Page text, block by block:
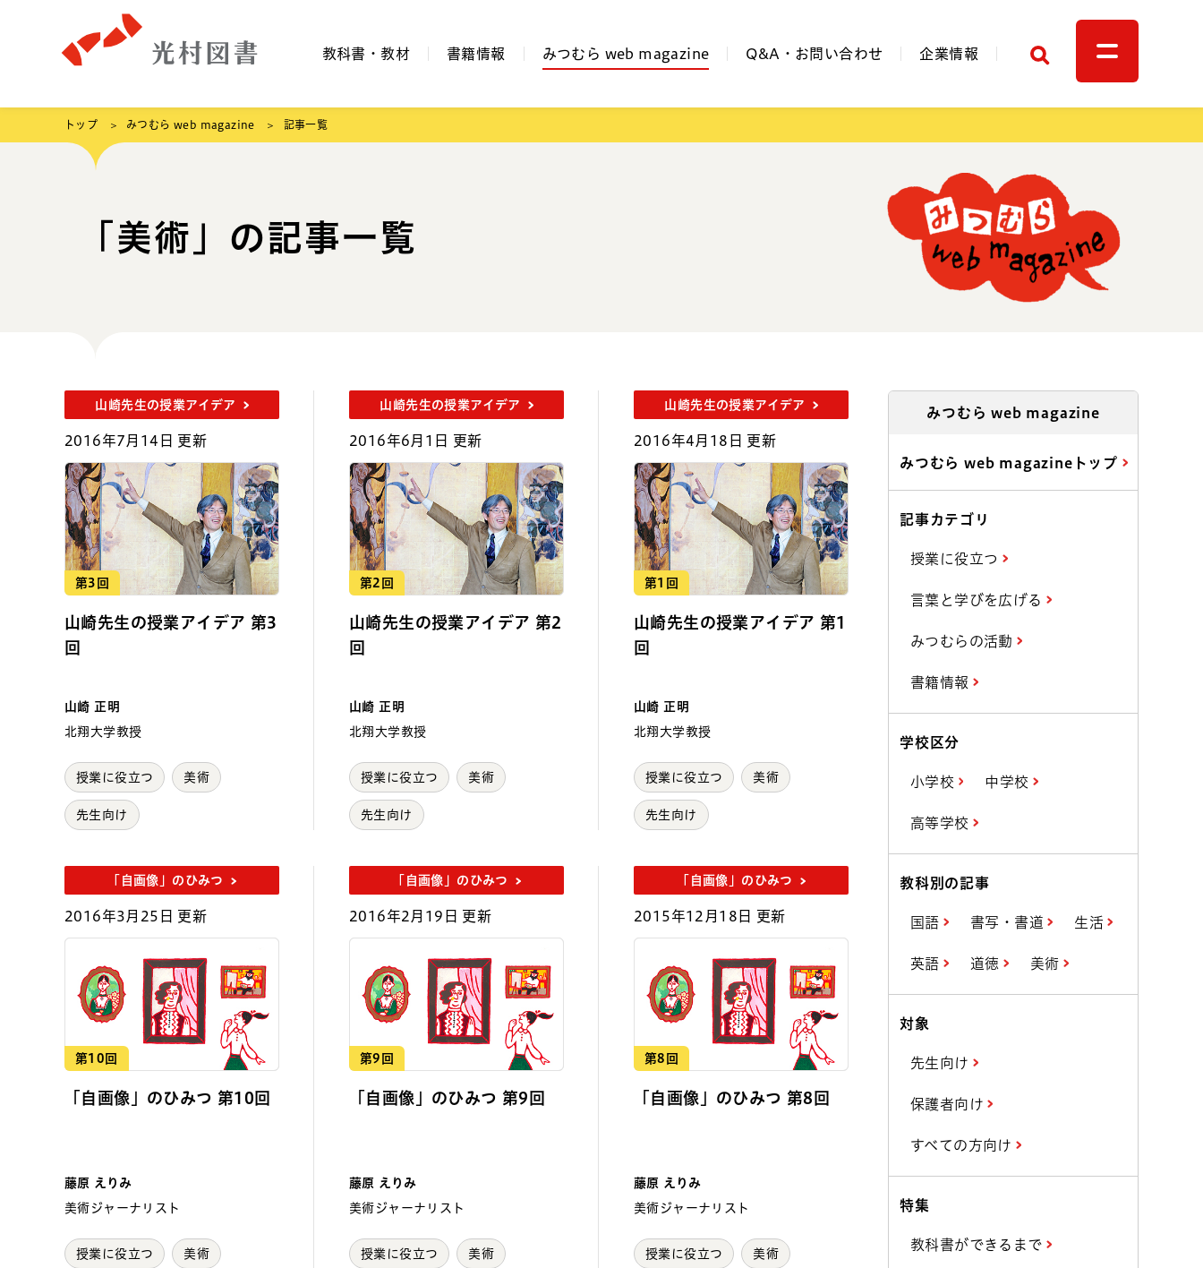
教科書・教材 書籍情報 みつむら web magazine Q&A・お問い合わせ 企業情報 検索
トップ みつむら web magazine 記事一覧
「美術」の記事一覧
山崎先生の授業アイデア
2016年7月14日 更新
第3回
山崎先生の授業アイデア 第3
回
山崎 正明
北翔大学教授
授業に役立つ 美術
先生向け
山崎先生の授業アイデア
2016年6月1日 更新
第2回
山崎先生の授業アイデア 第2
回
山崎 正明
北翔大学教授
授業に役立つ 美術
先生向け
山崎先生の授業アイデア
2016年4月18日 更新
第1回
山崎先生の授業アイデア 第1
回
山崎 正明
北翔大学教授
授業に役立つ 美術
先生向け
「自画像」のひみつ
2016年3月25日 更新
第10回
「自画像」のひみつ 第10回
藤原 えりみ
美術ジャーナリスト
授業に役立つ 美術
「自画像」のひみつ
2016年2月19日 更新
第9回
「自画像」のひみつ 第9回
藤原 えりみ
美術ジャーナリスト
授業に役立つ 美術
「自画像」のひみつ
2015年12月18日 更新
第8回
「自画像」のひみつ 第8回
藤原 えりみ
美術ジャーナリスト
授業に役立つ 美術
みつむら web magazine
みつむら web magazineトップ
記事カテゴリ
授業に役立つ
言葉と学びを広げる
みつむらの活動
書籍情報
学校区分
小学校 中学校
高等学校
教科別の記事
国語 書写・書道 生活
英語 道徳 美術
対象
先生向け
保護者向け
すべての方向け
特集
教科書ができるまで